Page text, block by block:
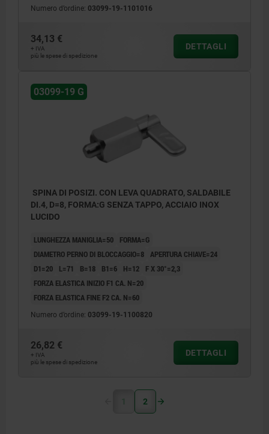
Numero d’ordine: 03099-19-1101016
34,13 €
+ IVA
più le spese di spedizione
DETTAGLI
03099-19 G
SPINA DI POSIZI. CON LEVA QUADRATO, SALDABILE
DI.4, D=8, FORMA:G SENZA TAPPO, ACCIAIO INOX
LUCIDO
LUNGHEZZA MANIGLIA=50
FORMA=G
DIAMETRO PERNO DI BLOCCAGGIO=8 APERTURA CHIAVE=24
D1=20
L=71 B=18 B1=6 H=12
F X 30°=2,3
FORZA ELASTICA INIZIO F1 CA. N=20
FORZA ELASTICA FINE F2 CA. N=60
Numero d’ordine: 03099-19-1100820
26,82 €
+ IVA
più le spese di spedizione
DETTAGLI
1 2